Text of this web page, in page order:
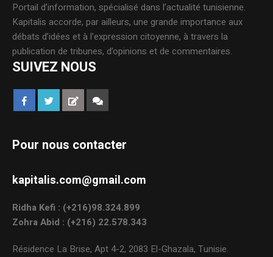
Portail d’information, spécialisé dans l’actualité tunisienne.
Kapitalis accorde, par ailleurs, une grande importance aux
débats d’idées et à l’expression citoyenne, à travers la
publication de tribunes, d’opinions et de commentaires.
SUIVEZ NOUS
Pour nous contacter
kapitalis.com@gmail.com
Ridha Kefi : (+216)98.324.899
Zohra Abid : (+216) 22.578.343
Résidence La Brise, Apt 4-2, 2083 El-Ghazala, Tunisie.